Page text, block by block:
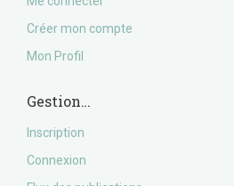
Créer mon compte
Mon Profil
Gestion…
Inscription
Connexion